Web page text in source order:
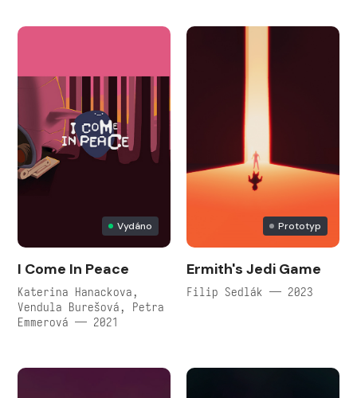
Vydáno
I Come In Peace
Katerina Hanackova,
Vendula Burešová, Petra
Emmerová — 2021
Prototyp
Ermith's Jedi Game
Filip Sedlák — 2023